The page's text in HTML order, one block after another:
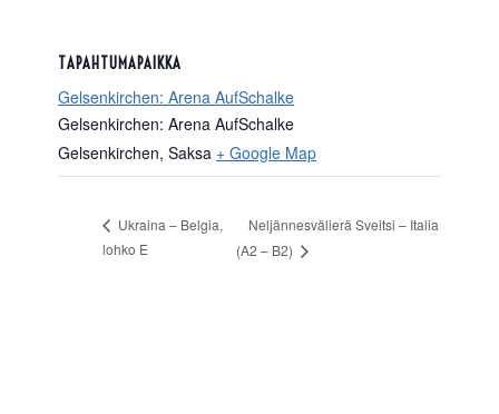
TAPAHTUMAPAIKKA
Gelsenkirchen: Arena AufSchalke
Gelsenkirchen: Arena AufSchalke
Gelsenkirchen, Saksa + Google Map
Ukraina – Belgia,
lohko E
Neljännesvälierä Sveitsi – Italia
(A2 – B2)